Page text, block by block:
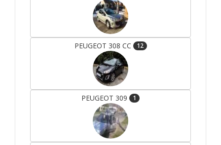
PEUGEOT 308 CC 12
PEUGEOT 309 1